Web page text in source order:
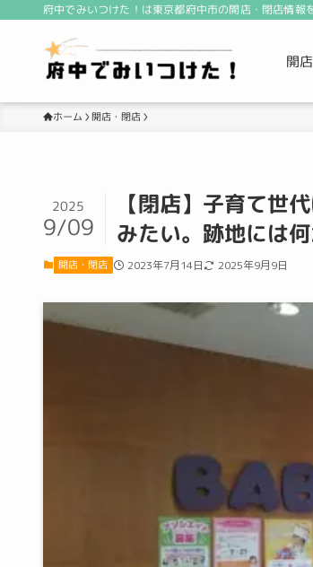
府中でみいつけた！は東京都府中市の開店・閉店情
開
ホーム 開店・閉店
【閉店】子育て世
みたい。跡地には
2025
9/09
開店・閉店 2023年7月14日 2025年9月9日